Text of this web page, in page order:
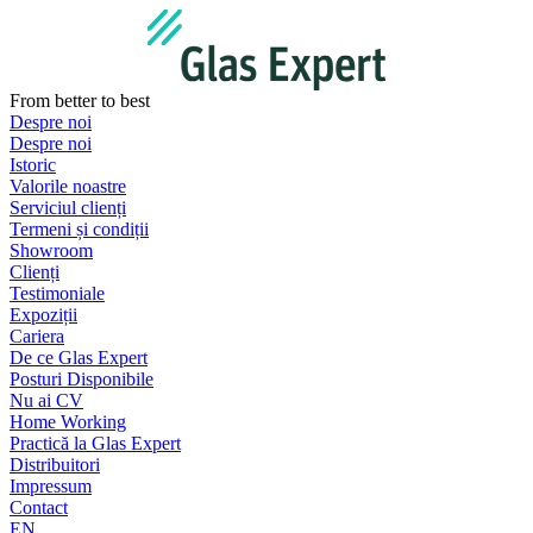
From better to best
Despre noi
Despre noi
Istoric
Valorile noastre
Serviciul clienți
Termeni și condiții
Showroom
Clienți
Testimoniale
Expoziții
Cariera
De ce Glas Expert
Posturi Disponibile
Nu ai CV
Home Working
Practică la Glas Expert
Distribuitori
Impressum
Contact
EN